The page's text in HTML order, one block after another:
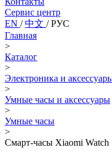
Сервис центр
EN /中文 /РУС
Главная
>
Каталог
>
Электроника и
>
Умные часы и аксессуары
>
Умные часы
>
Смарт-часы Xiaomi